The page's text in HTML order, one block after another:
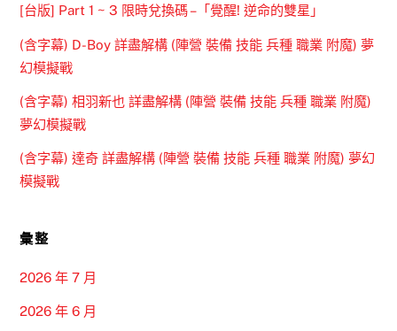
[台版] Part 1 ~ 3 限時兌換碼 –「覺醒! 逆命的雙星」
(含字幕) D-Boy 詳盡解構 (陣營 裝備 技能 兵種 職業 附魔) 夢
幻模擬戰
(含字幕) 相羽新也 詳盡解構 (陣營 裝備 技能 兵種 職業 附魔)
夢幻模擬戰
(含字幕) 達奇 詳盡解構 (陣營 裝備 技能 兵種 職業 附魔) 夢幻
模擬戰
彙整
2026 年 7 月
2026 年 6 月